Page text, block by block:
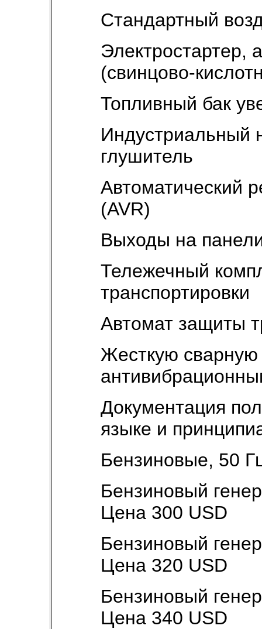
Стандартный
Электростартер,
(свинцово-
Топливный бак
Индустриальный
глушитель
Автоматический
(AVR)
Выходы на
Тележечный
транспортировки
Автомат защиты
Жесткую
Документация
языке и
Бензиновые, 50
Бензиновый
Цена 300 USD
Бензиновый
Цена 320 USD
Бензиновый
Цена 340 USD